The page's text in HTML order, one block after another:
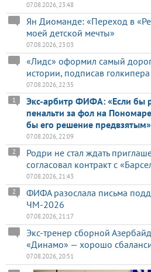
07.08.2026, 23:48
Ян Диоманде: «Переход в
моей детской мечты»
07.08.2026, 23:03
«Лидс» оформил самый
истории, подписав
07.08.2026, 22:35
Экс-арбитр ФИФА: «Если бы
пенальти за фол на
бы его решение предвзятым»
1
07.08.2026, 22:09
Родри не стал ждать
согласовал контракт с
2
07.08.2026, 21:43
ФИФА разослала письма
ЧМ-2026
2
07.08.2026, 21:17
Экс-тренер сборной
«Динамо» — хорошо
07.08.2026, 20:51